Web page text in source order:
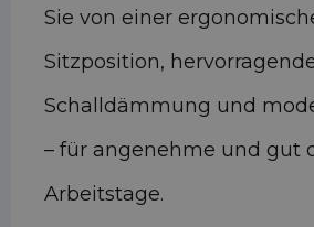
Sie von einer
Sitzposition,
Schalldämmung und
– für angenehme und gut
Arbeitstage.